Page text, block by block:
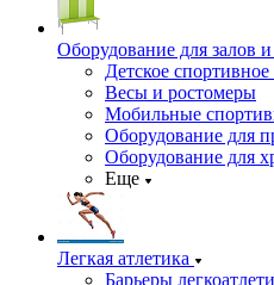
Оборудование для залов и
Детское
Весы и ростомеры
Мобильные
Оборудование для
Оборудование для
Еще
Легкая атлетика
Барьеры